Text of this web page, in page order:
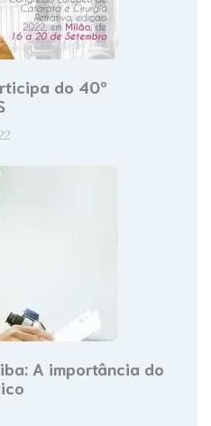
do 40º
A importância do